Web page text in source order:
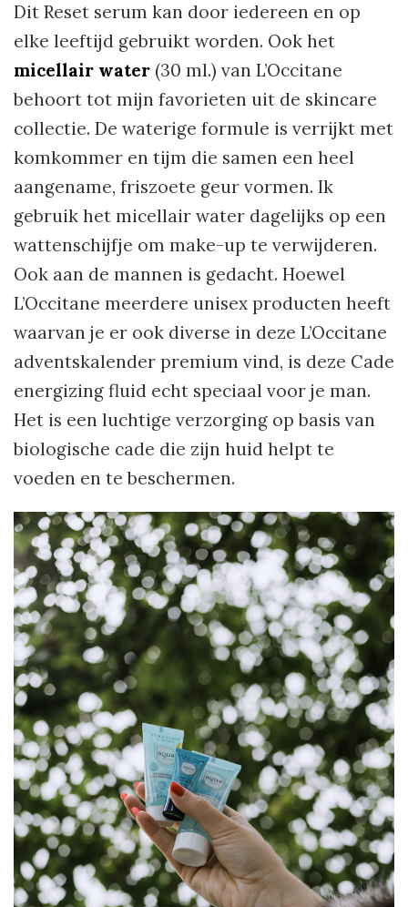
Dit Reset serum kan door iedereen en op
elke leeftijd gebruikt worden. Ook het
micellair water (30 ml.) van L’Occitane
behoort tot mijn favorieten uit de skincare
collectie. De waterige formule is verrijkt met
komkommer en tijm die samen een heel
aangename, friszoete geur vormen. Ik
gebruik het micellair water dagelijks op een
wattenschijfje om make-up te verwijderen.
Ook aan de mannen is gedacht. Hoewel
L’Occitane meerdere unisex producten heeft
waarvan je er ook diverse in deze L’Occitane
adventskalender premium vind, is deze Cade
energizing fluid echt speciaal voor je man.
Het is een luchtige verzorging op basis van
biologische cade die zijn huid helpt te
voeden en te beschermen.